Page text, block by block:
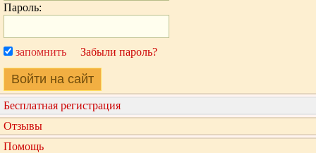
Пароль:
запомнить Забыли пароль?
Войти на сайт
Бесплатная регистрация
Отзывы
Помощь